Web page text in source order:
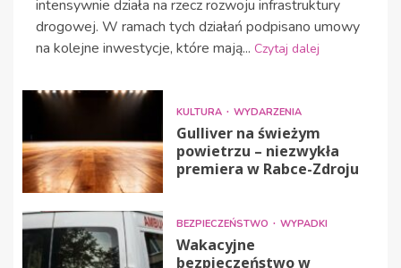
intensywnie działa na rzecz rozwoju infrastruktury
drogowej. W ramach tych działań podpisano umowy
na kolejne inwestycje, które mają... Czytaj dalej
KULTURA WYDARZENIA
Gulliver na świeżym
powietrzu – niezwykła
premiera w Rabce-Zdroju
BEZPIECZEŃSTWO WYPADKI
Wakacyjne
bezpieczeństwo w